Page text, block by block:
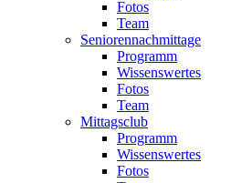
Fotos
Team
Seniorennachmittage
Programm
Wissenswertes
Fotos
Team
Mittagsclub
Programm
Wissenswertes
Fotos